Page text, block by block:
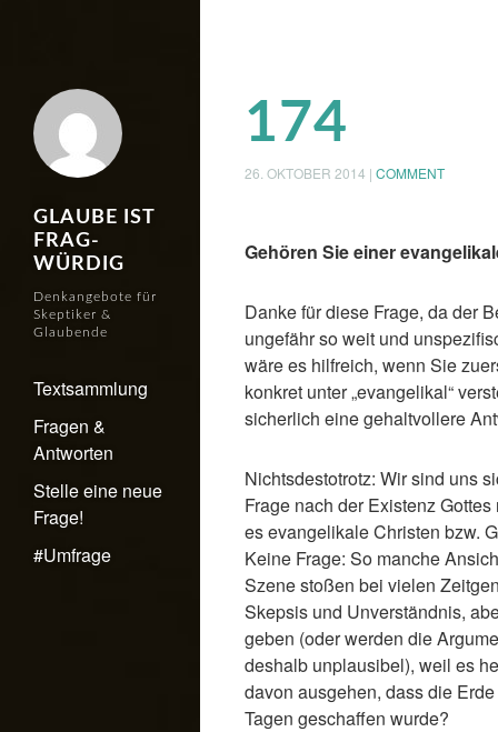
GLAUBE IST
FRAG-
WÜRDIG
Denkangebote für
Skeptiker &
Glaubende
Textsammlung
Fragen &
Antworten
Stelle eine neue
Frage!
#Umfrage
174
26. OKTOBER 2014 | COMMENT
Gehören Sie einer
Danke für diese Frage, da der
ungefähr so weit und
wäre es hilfreich, wenn Sie
konkret unter „evangelikal“
sicherlich eine gehaltvollere
Nichtsdestotrotz: Wir sind uns
Frage nach der Existenz
es evangelikale Christen bzw.
Keine Frage: So manche
Szene stoßen bei vielen
Skepsis und Unverständnis,
geben (oder werden die
deshalb unplausibel), weil es
davon ausgehen, dass die
Tagen geschaffen wurde?